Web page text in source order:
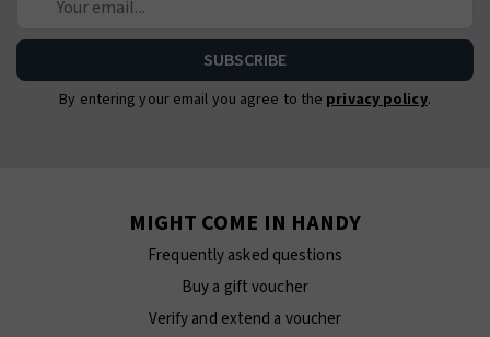
By entering your email you agree to the privacy policy.
MIGHT COME IN HANDY
Frequently asked questions
Buy a gift voucher
Verify and extend a voucher